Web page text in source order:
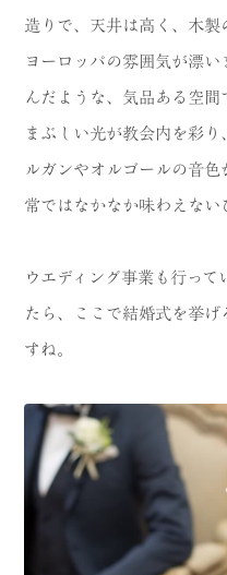
造りで、天井は高く、木
ヨーロッパの雰囲気が漂
んだような、気品ある空間
まぶしい光が教会内を彩
ルガンやオルゴールの音
常ではなかなか味わえない
ウエディング事業も行っ
たら、ここで結婚式を挙
すね。